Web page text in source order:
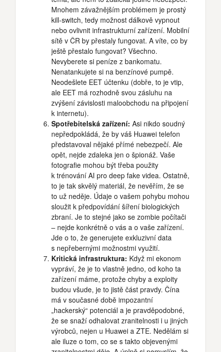
Mnohem závažnějším problémem je prostý
kill-switch, tedy možnost dálkově vypnout
nebo ovlivnit infrastrukturní zařízení. Mobilní
sítě v ČR by přestaly fungovat. A víte, co by
ještě přestalo fungovat? Všechno.
Nevyberete si peníze z bankomatu.
Nenatankujete si na benzínové pumpě.
Neodešlete EET účtenku (dobře, to je vtip,
ale EET má rozhodně svou zásluhu na
zvýšení závislosti maloobchodu na připojení
k internetu).
Spotřebitelská zařízení: Asi nikdo soudný
nepředpokládá, že by váš Huawei telefon
představoval nějaké přímé nebezpečí. Ale
opět, nejde zdaleka jen o špionáž. Vaše
fotografie mohou být třeba použity
k trénování AI pro deep fake videa. Ostatně,
to je tak skvělý materiál, že nevěřím, že se
to už neděje. Údaje o vašem pohybu mohou
sloužit k předpovídání šíření biologických
zbraní. Je to stejné jako se zombie počítači
– nejde konkrétně o vás a o vaše zařízení.
Jde o to, že generujete exkluzivní data
s nepřebernými možnostmi využití.
Kritická infrastruktura: Když mi ekonom
vypráví, že je to vlastně jedno, od koho ta
zařízení máme, protože chyby a exploity
budou všude, je to jistě část pravdy. Čína
má v současné době impozantní
„hackerský“ potenciál a je pravděpodobné,
že se snaží odhalovat zranitelnosti i u jiných
výrobců, nejen u Huawei a ZTE. Nedělám si
ale iluze o tom, co se s takto objevenými